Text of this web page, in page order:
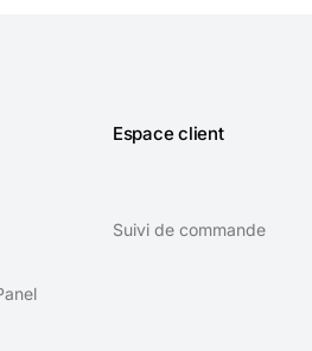
Espace client
Suivi de commande